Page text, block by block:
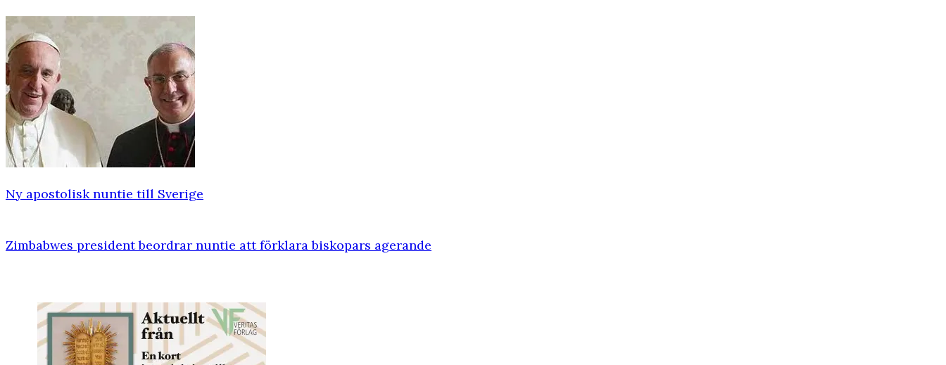
Ny apostolisk nuntie till Sverige
Zimbabwes president beordrar nuntie att förklara biskopars agerande